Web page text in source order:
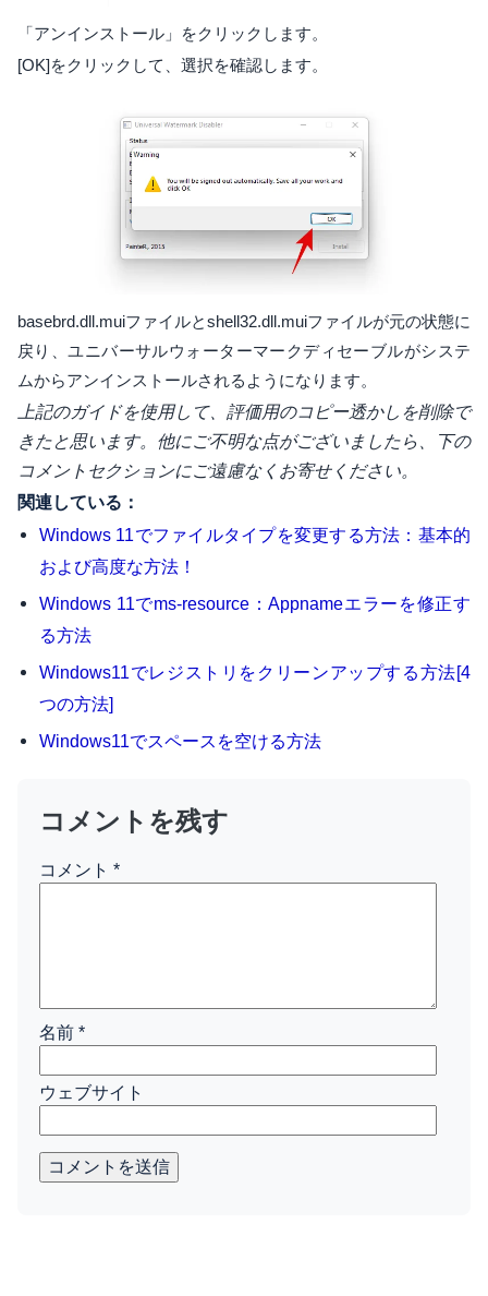
「アンインストール」をクリックします。
[OK]をクリックして、選択を確認します。
basebrd.dll.muiファイルとshell32.dll.muiファイルが元の状態に
戻り、ユニバーサルウォーターマークディセーブルがシステ
ムからアンインストールされるようになります。
上記のガイドを使用して、評価用のコピー透かしを削除で
きたと思います。他にご不明な点がございましたら、下の
コメントセクションにご遠慮なくお寄せください。
関連している：
Windows 11でファイルタイプを変更する方法：基本的
および高度な方法！
Windows 11でms-resource：Appnameエラーを修正す
る方法
Windows11でレジストリをクリーンアップする方法[4
つの方法]
Windows11でスペースを空ける方法
コメントを残す
コメント *
名前 *
ウェブサイト
コメントを送信